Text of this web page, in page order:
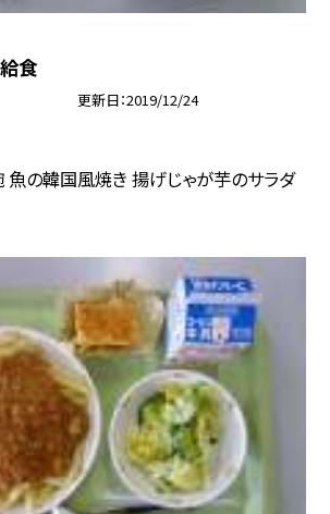
給食
更新日 2019/12/24
魚の韓国風焼き 揚げじゃが芋のサラダ